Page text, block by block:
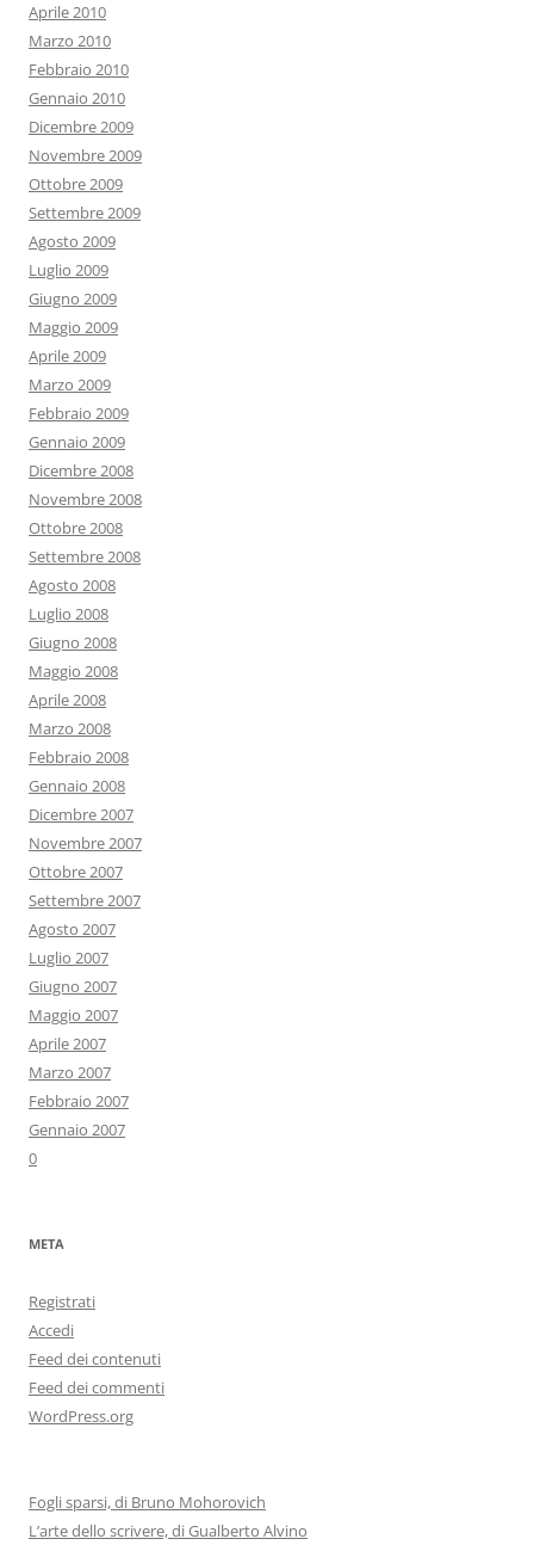
Aprile 2010
Marzo 2010
Febbraio 2010
Gennaio 2010
Dicembre 2009
Novembre 2009
Ottobre 2009
Settembre 2009
Agosto 2009
Luglio 2009
Giugno 2009
Maggio 2009
Aprile 2009
Marzo 2009
Febbraio 2009
Gennaio 2009
Dicembre 2008
Novembre 2008
Ottobre 2008
Settembre 2008
Agosto 2008
Luglio 2008
Giugno 2008
Maggio 2008
Aprile 2008
Marzo 2008
Febbraio 2008
Gennaio 2008
Dicembre 2007
Novembre 2007
Ottobre 2007
Settembre 2007
Agosto 2007
Luglio 2007
Giugno 2007
Maggio 2007
Aprile 2007
Marzo 2007
Febbraio 2007
Gennaio 2007
0
META
Registrati
Accedi
Feed dei contenuti
Feed dei commenti
WordPress.org
Fogli sparsi, di Bruno Mohorovich
L’arte dello scrivere, di Gualberto Alvino